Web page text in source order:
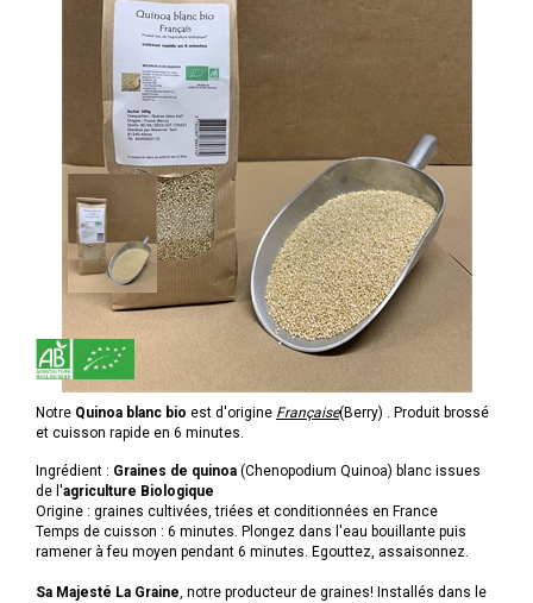
Notre Quinoa blanc bio est d'origine Française(Berry) . Produit brossé
et cuisson rapide en 6 minutes.
Ingrédient : Graines de quinoa (Chenopodium Quinoa) blanc issues
de l'agriculture Bio logique
Origine : graines cultivées, triées et conditionnées en France
Temps de cuisson : 6 minutes. Plongez dans l'eau bouillante puis
ramener à feu moyen pendant 6 minutes. Egouttez, assaisonnez.
Sa Majesté La Graine, notre producteur de graines! Installés dans le